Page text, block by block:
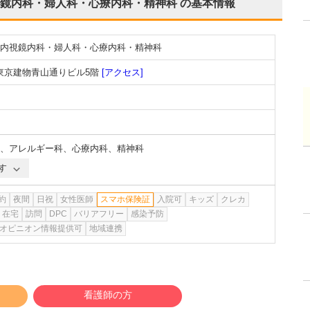
内科・婦人科・心療内科・精神科の基本情報
視鏡内科・婦人科・心療内科・精神科
京建物青山通りビル5階 [アクセス]
、 アレルギー科、 心療内科、 精神科
夜間 日祝 女性医師 スマホ保険証 入院可 キッズ
クレカ
在宅
訪問 DPC バリアフリー
感染予防
ピニオン情報提供可
地域連携
看護師の方